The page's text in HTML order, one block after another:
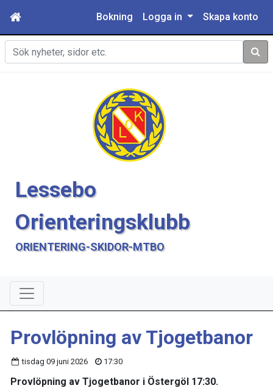
Bokning Logga in Skapa konto
Sök
Lessebo
Orienteringsklubb
ORIENTERING-SKIDOR-MTBO
Provlöpning av Tjogetbanor
tisdag 09 juni 2026 17:30
Provlöpning av Tjogetbanor i Östergöl 17:30.